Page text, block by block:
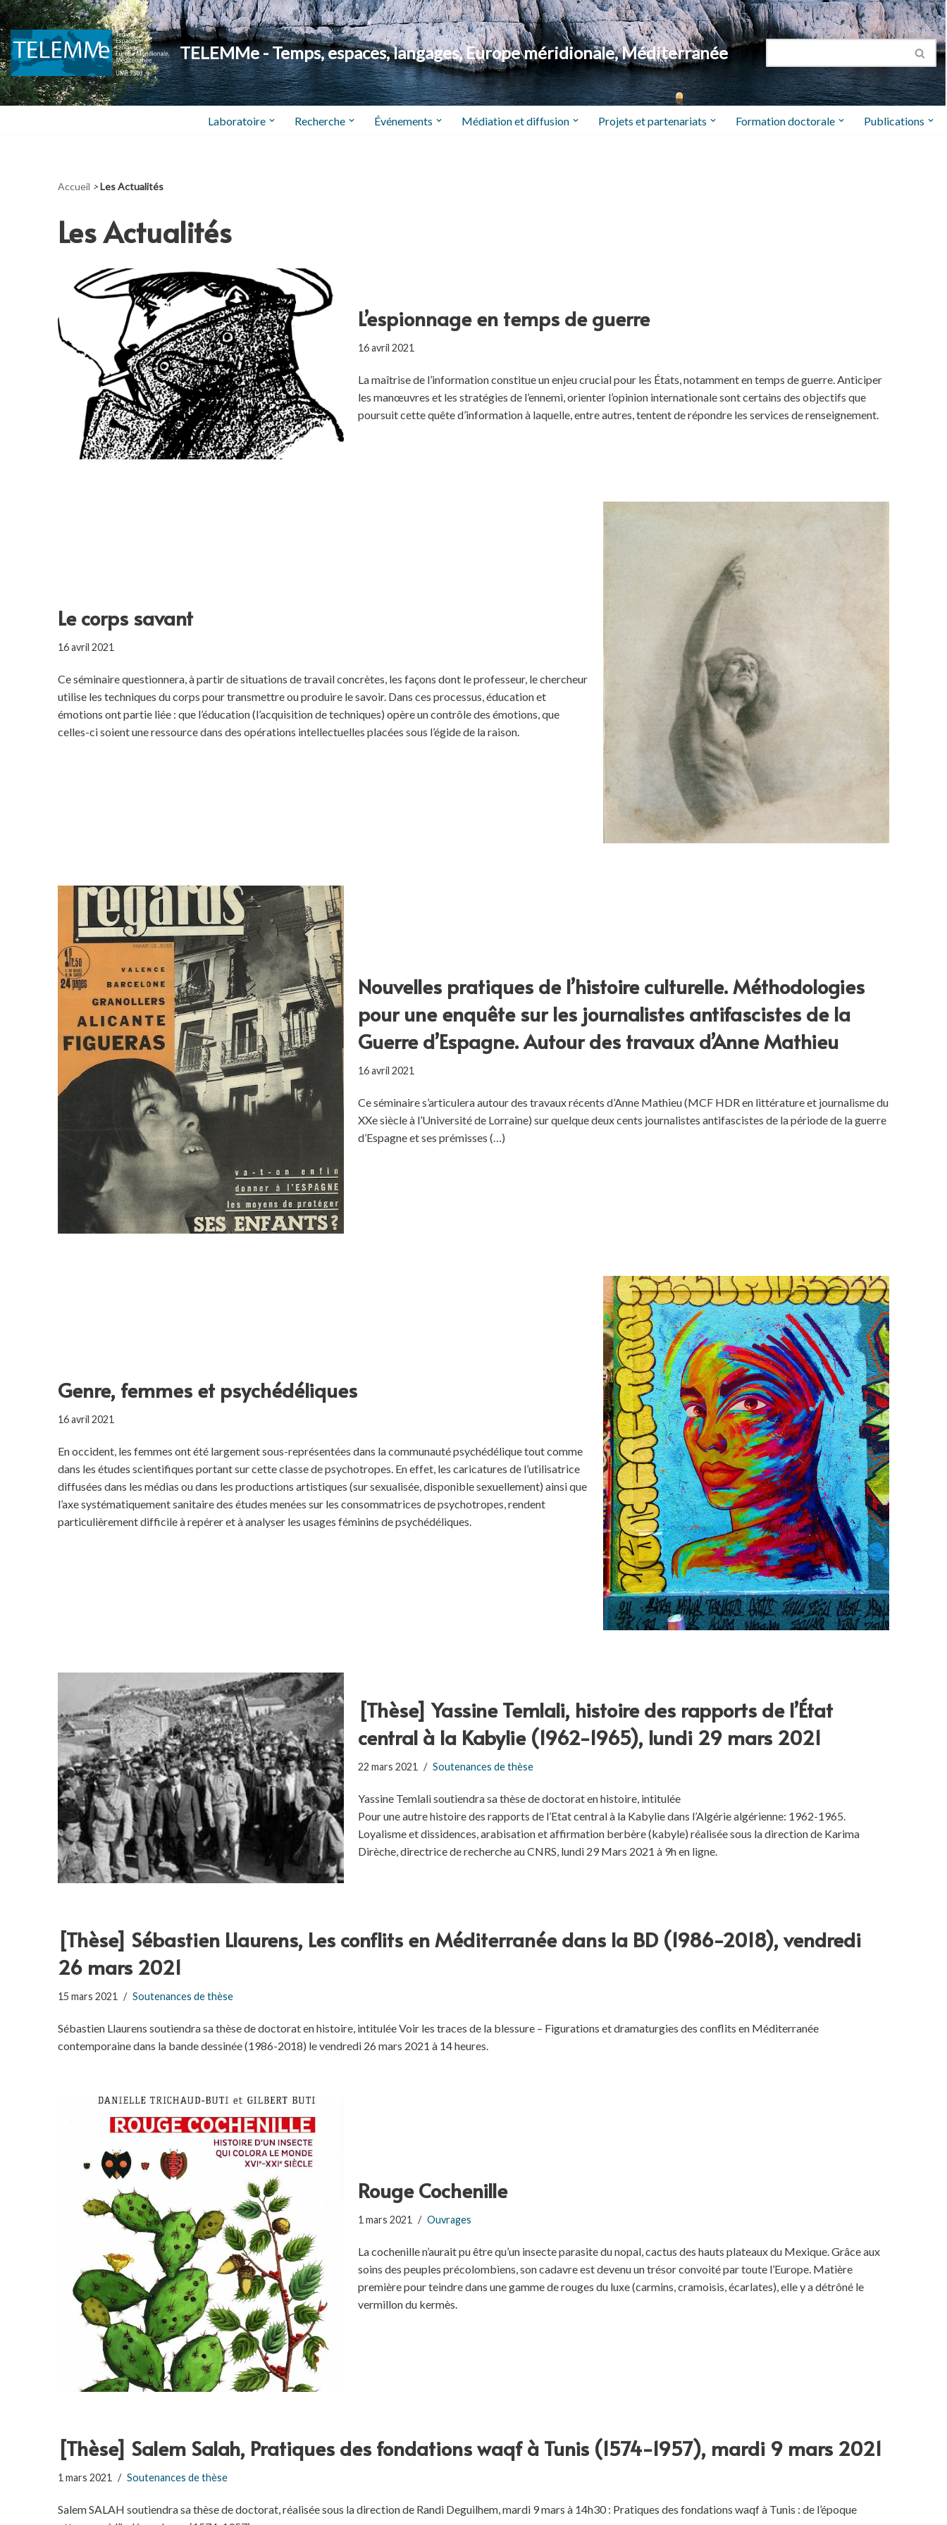
Aller
au
contenu
TELEMMe - Temps, espaces, langages, Europe méridionale, Méditerranée
Laboratoire Recherche Événements Médiation et diffusion Projets et partenariats Formation doctorale Publications
Accueil >Les Actualités
Les Actualités
L’espionnage en temps de guerre
16 avril 2021
La maîtrise de l’information constitue un enjeu crucial pour les États, notamment en temps de guerre. Anticiper
les manœuvres et les stratégies de l’ennemi, orienter l’opinion internationale sont certains des objectifs que
poursuit cette quête d’information à laquelle, entre autres, tentent de répondre les services de renseignement.
Le corps savant
16 avril 2021
Ce séminaire questionnera, à partir de situations de travail concrètes, les façons dont le professeur, le chercheur
utilise les techniques du corps pour transmettre ou produire le savoir. Dans ces processus, éducation et
émotions ont partie liée : que l’éducation (l’acquisition de techniques) opère un contrôle des émotions, que
celles-ci soient une ressource dans des opérations intellectuelles placées sous l’égide de la raison.
Nouvelles pratiques de l’histoire culturelle. Méthodologies
pour une enquête sur les journalistes antifascistes de la
Guerre d’Espagne. Autour des travaux d’Anne Mathieu
16 avril 2021
Ce séminaire s’articulera autour des travaux récents d’Anne Mathieu (MCF HDR en littérature et journalisme du
XXe siècle à l’Université de Lorraine) sur quelque deux cents journalistes antifascistes de la période de la guerre
d’Espagne et ses prémisses (…)
Genre, femmes et psychédéliques
16 avril 2021
En occident, les femmes ont été largement sous-représentées dans la communauté psychédélique tout comme
dans les études scientifiques portant sur cette classe de psychotropes. En effet, les caricatures de l’utilisatrice
diffusées dans les médias ou dans les productions artistiques (sur sexualisée, disponible sexuellement) ainsi que
l’axe systématiquement sanitaire des études menées sur les consommatrices de psychotropes, rendent
particulièrement difficile à repérer et à analyser les usages féminins de psychédéliques.
[Thèse] Yassine Temlali, histoire des rapports de l’État
central à la Kabylie (1962-1965), lundi 29 mars 2021
22 mars 2021 Soutenances de thèse
Yassine Temlali soutiendra sa thèse de doctorat en histoire, intitulée
Pour une autre histoire des rapports de l’Etat central à la Kabylie dans l’Algérie algérienne: 1962-1965.
Loyalisme et dissidences, arabisation et affirmation berbère (kabyle) réalisée sous la direction de Karima
Dirèche, directrice de recherche au CNRS, lundi 29 Mars 2021 à 9h en ligne.
[Thèse] Sébastien Llaurens, Les conflits en Méditerranée dans la BD (1986-2018), vendredi
26 mars 2021
15 mars 2021 Soutenances de thèse
Sébastien Llaurens soutiendra sa thèse de doctorat en histoire, intitulée Voir les traces de la blessure – Figurations et dramaturgies des conflits en Méditerranée
contemporaine dans la bande dessinée (1986-2018) le vendredi 26 mars 2021 à 14 heures.
Rouge Cochenille
1 mars 2021 Ouvrages
La cochenille n’aurait pu être qu’un insecte parasite du nopal, cactus des hauts plateaux du Mexique. Grâce aux
soins des peuples précolombiens, son cadavre est devenu un trésor convoité par toute l’Europe. Matière
première pour teindre dans une gamme de rouges du luxe (carmins, cramoisis, écarlates), elle y a détrôné le
vermillon du kermès.
[Thèse] Salem Salah, Pratiques des fondations waqf à Tunis (1574-1957), mardi 9 mars 2021
1 mars 2021 Soutenances de thèse
Salem SALAH soutiendra sa thèse de doctorat, réalisée sous la direction de Randi Deguilhem, mardi 9 mars à 14h30 : Pratiques des fondations waqf à Tunis : de l’époque